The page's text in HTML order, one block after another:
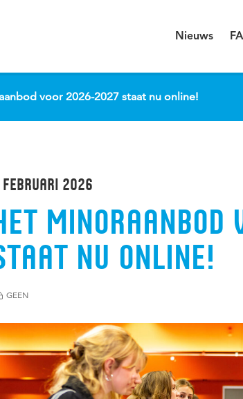
Nieuws
voor 2026-2027 staat nu online!
2026
NU ONLINE!
GEEN